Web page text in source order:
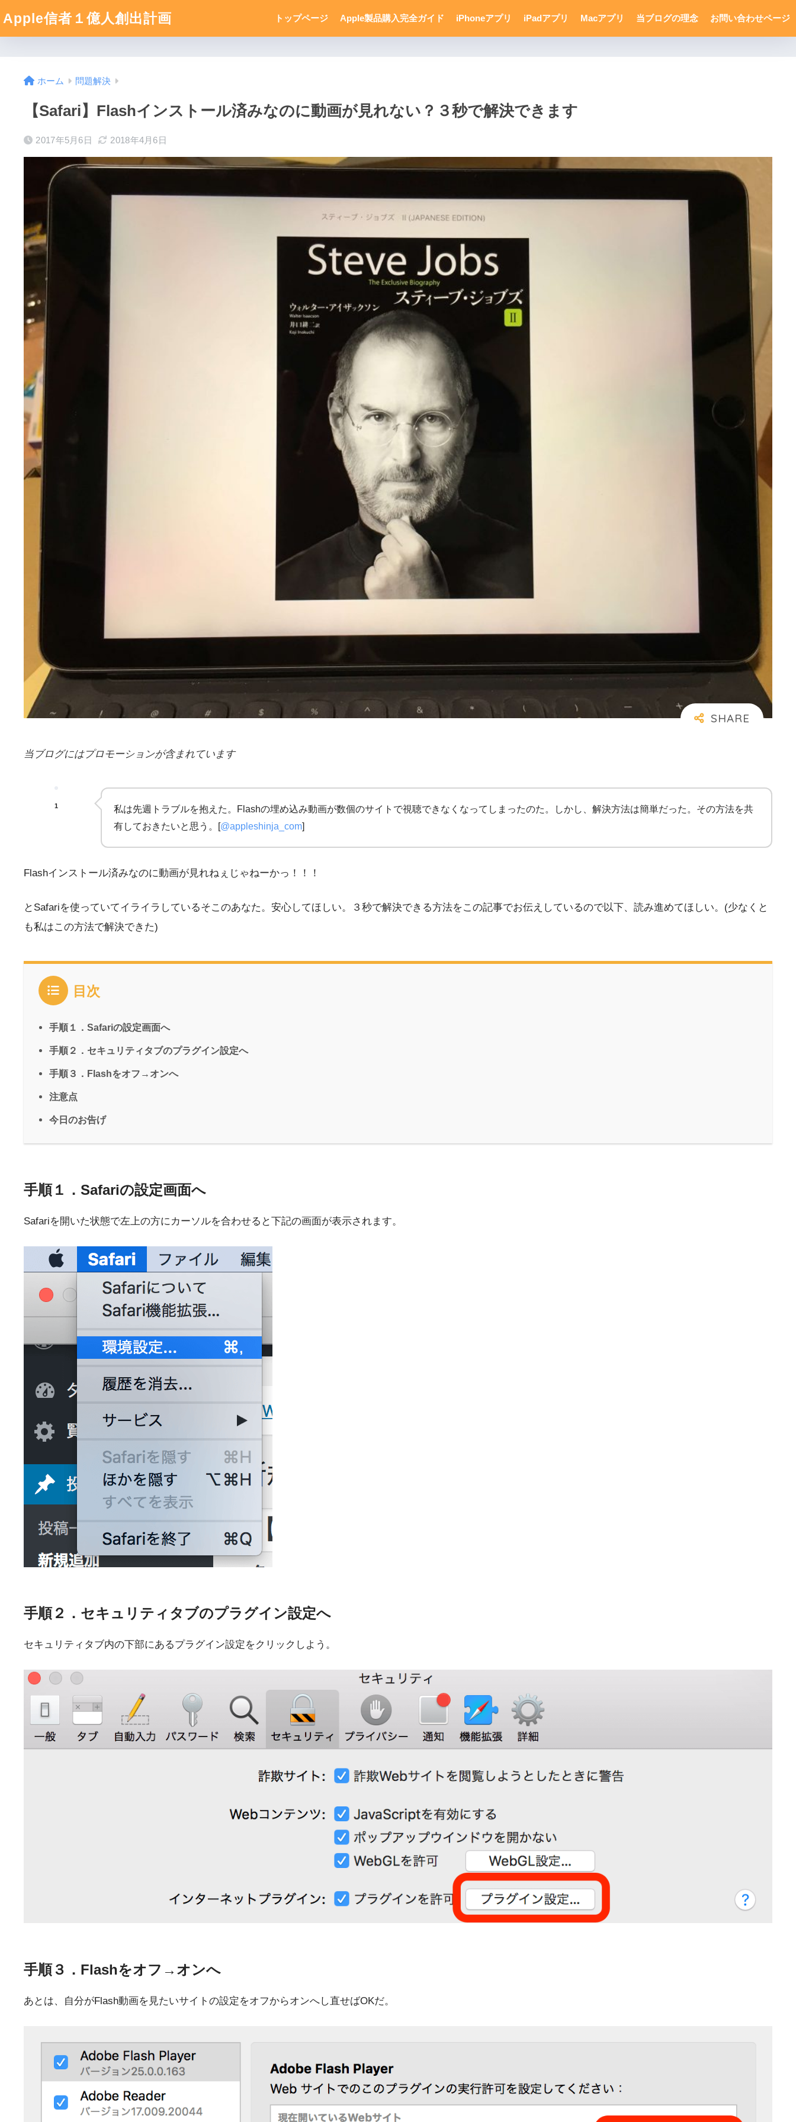
Apple信者１億人創出計画 トップページ Apple製品購入完全ガイド iPhoneアプリ iPadアプリ Macアプリ 当ブログの理念 お問い合わせページ
ホーム 問題解決
【Safari】Flashインストール済みなのに動画が見れない？３秒で解決できます
2017年5月6日 2018年4月6日
当ブログにはプロモーションが含まれています
1
私は先週トラブルを抱えた。Flashの埋め込み動画が数個のサイトで視聴できなくなってしまったのた。しかし、解決方法は簡単だった。その方法を共
有しておきたいと思う。[@appleshinja_com]
Flashインストール済みなのに動画が見れねぇじゃねーかっ！！！
とSafariを使っていてイライラしているそこのあなた。安心してほしい。３秒で解決できる方法をこの記事でお伝えしているので以下、読み進めてほしい。(少なくと
も私はこの方法で解決できた)
目次
手順１．Safariの設定画面へ
手順２．セキュリティタブのプラグイン設定へ
手順３．Flashをオフ→オンへ
注意点
今日のお告げ
手順１．Safariの設定画面へ
Safariを開いた状態で左上の方にカーソルを合わせると下記の画面が表示されます。
手順２．セキュリティタブのプラグイン設定へ
セキュリティタブ内の下部にあるプラグイン設定をクリックしよう。
手順３．Flashをオフ→オンへ
あとは、自分がFlash動画を見たいサイトの設定をオフからオンへし直せばOKだ。